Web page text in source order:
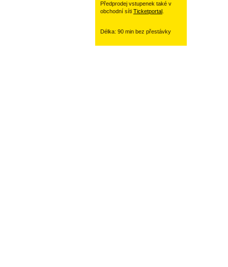
Předprodej vstupenek také v
obchodní síti Ticketportal
Délka: 90 min bez přestávky